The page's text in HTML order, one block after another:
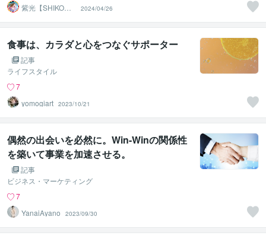
紫光【SHIKO】
遠隔透視鑑定士
2024/04/26
食事は、カラダと心をつなぐサポーター
記事
ライフスタイル
7
yomogiart 2023/10/21
偶然の出会いを必然に。Win-Winの関係性
を築いて事業を加速させる。
記事
ビジネス・マーケティング
7
YanaiAyano
2023/09/30